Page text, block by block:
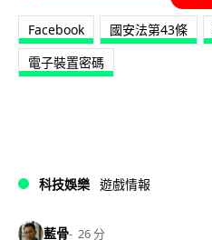
Facebook 國安法第43條
電子裝置密碼
科技娛樂 遊戲情報
藍骨 26 分